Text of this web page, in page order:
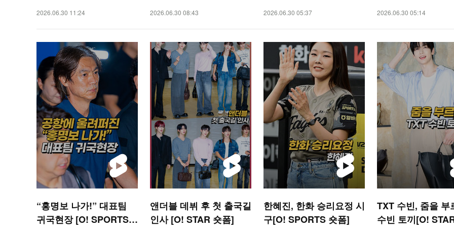
2026.06.30 11:24 2026.06.30 08:43 2026.06.30 05:37 2026.06.30 05:14
“홍명보 나가!” 대표팀
귀국현장 [O! SPORTS
앤더블 데뷔 후 첫 출국길
인사 [O! STAR 숏폼]
한혜진, 한화 승리요정 시
구[O! SPORTS 숏폼]
TXT 수빈, 줌을 부
수빈 토끼[O!